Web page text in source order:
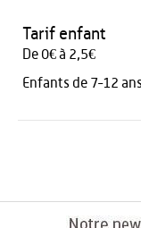
Tarif enfant
De 0€ à 2,5€
Enfants de 7-12